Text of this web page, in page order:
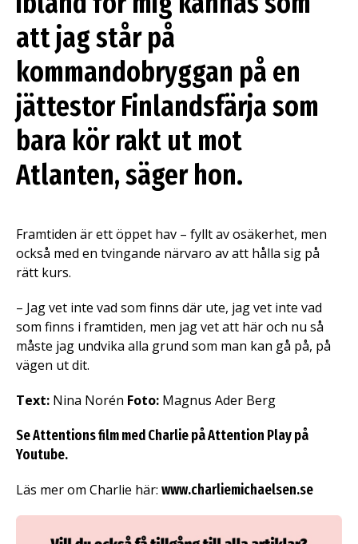
att jag står på
kommandobryggan på en
jättestor Finlandsfärja som
bara kör rakt ut mot
Atlanten, säger hon.
Framtiden är ett öppet hav – fyllt av osäkerhet, men
också med en tvingande närvaro av att hålla sig på
rätt kurs.
– Jag vet inte vad som finns där ute, jag vet inte vad
som finns i framtiden, men jag vet att här och nu så
måste jag undvika alla grund som man kan gå på, på
vägen ut dit.
Text: Nina Norén Foto: Magnus Ader Berg
Se Attentions film med Charlie på Attention Play på
Youtube.
Läs mer om Charlie här: www.charliemichaelsen.se